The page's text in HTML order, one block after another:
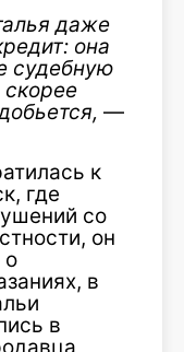
даже
она
судебную
скорее
—
к
где
со
он
о
в
в